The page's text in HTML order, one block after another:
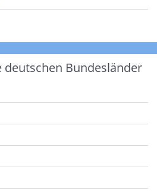
deutschen Bundesländer